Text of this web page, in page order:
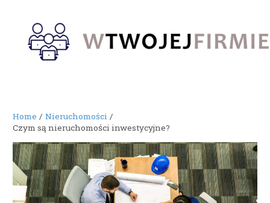
content
Home
Nieruchomości
Czym są nieruchomości inwestycyjne?